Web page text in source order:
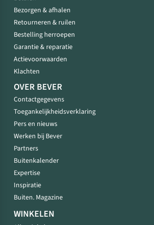
Bezorgen & afhalen
Retourneren & ruilen
Bestelling herroepen
Garantie & reparatie
Actievoorwaarden
Klachten
OVER BEVER
Contactgegevens
Toegankelijkheidsverklaring
Pers en nieuws
Werken bij Bever
Partners
Buitenkalender
Expertise
Inspiratie
Buiten. Magazine
WINKELEN